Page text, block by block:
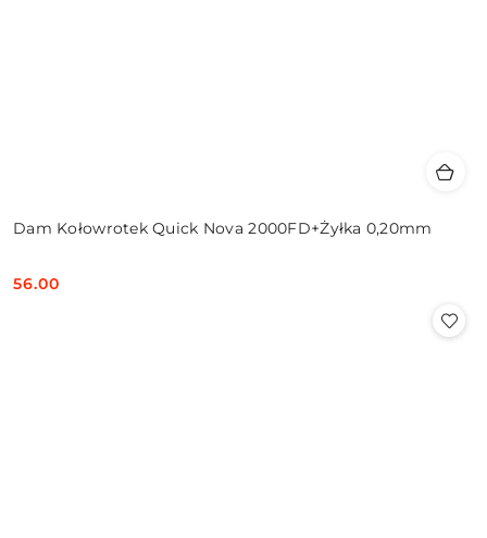
Dam Kołowrotek Quick Nova 2000FD+Żyłka 0,20mm
Cena:
56.00